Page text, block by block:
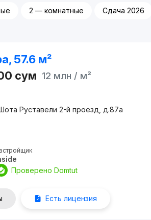
2 — комнатные Сдача 2026
57.6 м²
сум 12 млн / м²
Руставели 2-й проезд, д.87a
Проверено Domtut
Есть лицензия